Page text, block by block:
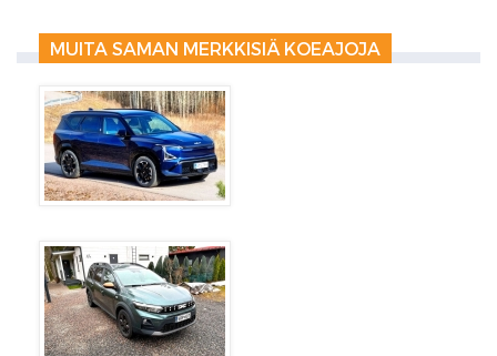
MUITA SAMAN MERKKISIÄ KOEAJOJA